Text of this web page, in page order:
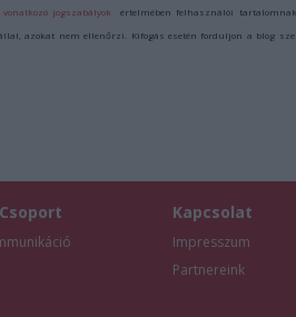
vonatkozó jogszabályok értelmében felhasználói
azokat nem ellenőrzi. Kifogás esetén forduljon a blog
Kapcsolat
Impresszum
Partnereink